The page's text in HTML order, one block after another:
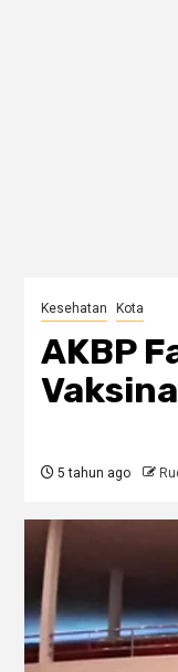
Kesehatan Kota
AKBP
5 tahun ago